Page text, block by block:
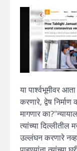
या पार्श्वभूमीवर
करणारे, द्वेष
मागणार
त्यांच्या
उल्लंघन करणारे